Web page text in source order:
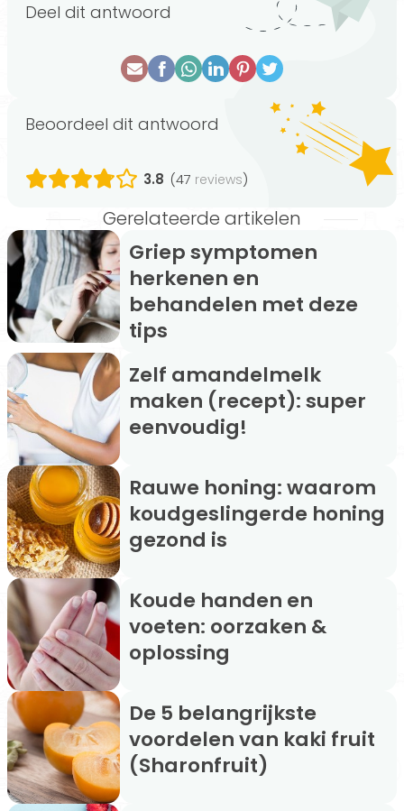
Deel dit antwoord
Beoordeel dit antwoord
3.8 (47 reviews)
Gerelateerde artikelen
Griep symptomen
herkenen en
behandelen met deze
tips
Zelf amandelmelk
maken (recept): super
eenvoudig!
Rauwe honing: waarom
koudgeslingerde honing
gezond is
Koude handen en
voeten: oorzaken &
oplossing
De 5 belangrijkste
voordelen van kaki fruit
(Sharonfruit)